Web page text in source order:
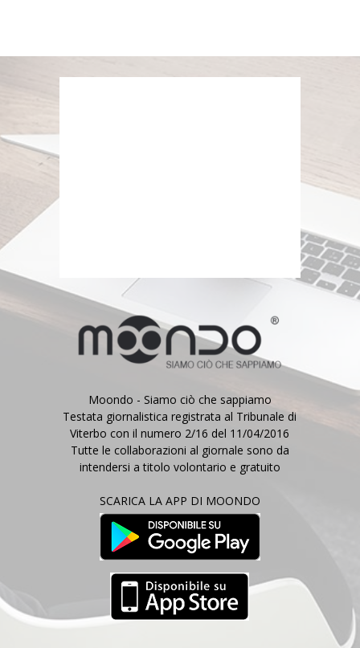
Moondo - Siamo ciò che sappiamo
Testata giornalistica registrata al Tribunale di
Viterbo con il numero 2/16 del 11/04/2016
Tutte le collaborazioni al giornale sono da
intendersi a titolo volontario e gratuito
SCARICA LA APP DI MOONDO